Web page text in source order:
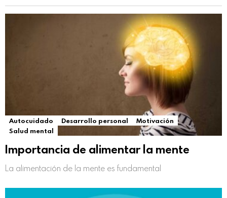
Autocuidado Desarrollo personal
Motivación
Salud mental
Importancia de alimentar la mente
La alimentación de la mente es fundamental